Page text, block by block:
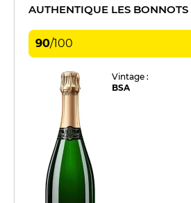
AUTHENTIQUE LES BONNOTS
90/100
Vintage :
BSA